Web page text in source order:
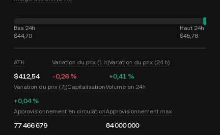
Bas 24h
$44,70
Haut 24h
$45,78
ATH
$412,54
Variation du prix (1 h)
-0,26 %
Variation du prix (24 h)
+0,41 %
Variation du prix (7j)
+0,04 %
CapitalisationVolume en 24h
Approvisionnement en circulation
77 466 679
Approvisionnement max
84 000 000